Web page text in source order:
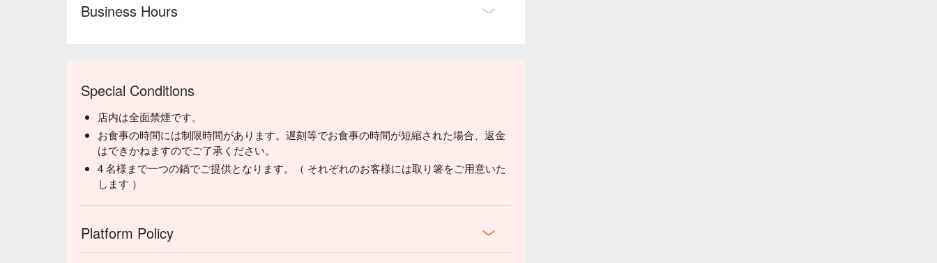
Business Hours
Special Conditions
店内は全面禁煙です。
お食事の時間には制限時間があります。遅刻等でお食事の時間が短縮された場合、返金
はできかねますのでご了承ください。
4 名様まで一つの鍋でご提供となります。（ それぞれのお客様には取り箸をご用意いた
します ）
Platform Policy